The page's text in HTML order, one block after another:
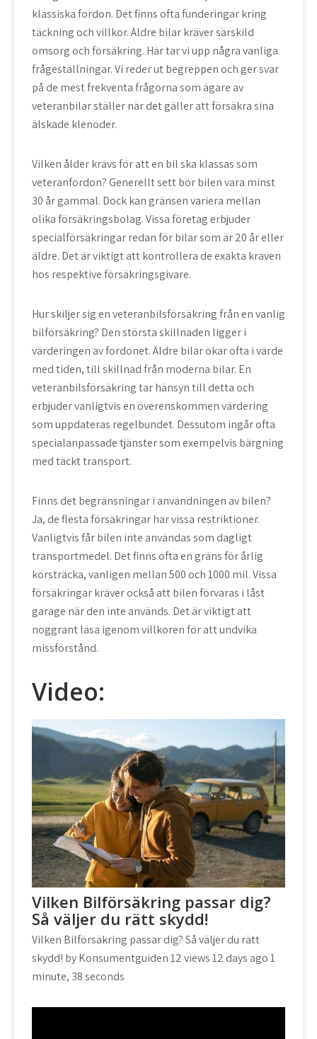
klassiska fordon. Det finns ofta funderingar kring
täckning och villkor. Äldre bilar kräver särskild
omsorg och försäkring. Här tar vi upp några vanliga
frågeställningar. Vi reder ut begreppen och ger svar
på de mest frekventa frågorna som ägare av
veteranbilar ställer när det gäller att försäkra sina
älskade klenoder.
Vilken ålder krävs för att en bil ska klassas som
veteranfordon? Generellt sett bör bilen vara minst
30 år gammal. Dock kan gränsen variera mellan
olika försäkringsbolag. Vissa företag erbjuder
specialförsäkringar redan för bilar som är 20 år eller
äldre. Det är viktigt att kontrollera de exakta kraven
hos respektive försäkringsgivare.
Hur skiljer sig en veteranbilsförsäkring från en vanlig
bilförsäkring? Den största skillnaden ligger i
värderingen av fordonet. Äldre bilar ökar ofta i värde
med tiden, till skillnad från moderna bilar. En
veteranbilsförsäkring tar hänsyn till detta och
erbjuder vanligtvis en överenskommen värdering
som uppdateras regelbundet. Dessutom ingår ofta
specialanpassade tjänster som exempelvis bärgning
med täckt transport.
Finns det begränsningar i användningen av bilen?
Ja, de flesta försäkringar har vissa restriktioner.
Vanligtvis får bilen inte användas som dagligt
transportmedel. Det finns ofta en gräns för årlig
körsträcka, vanligen mellan 500 och 1000 mil. Vissa
försäkringar kräver också att bilen förvaras i låst
garage när den inte används. Det är viktigt att
noggrant läsa igenom villkoren för att undvika
missförstånd.
Video:
Vilken Bilförsäkring passar dig?
Så väljer du rätt skydd!
Vilken Bilförsäkring passar dig? Så väljer du rätt
skydd! by Konsumentguiden 12 views 12 days ago 1
minute, 38 seconds